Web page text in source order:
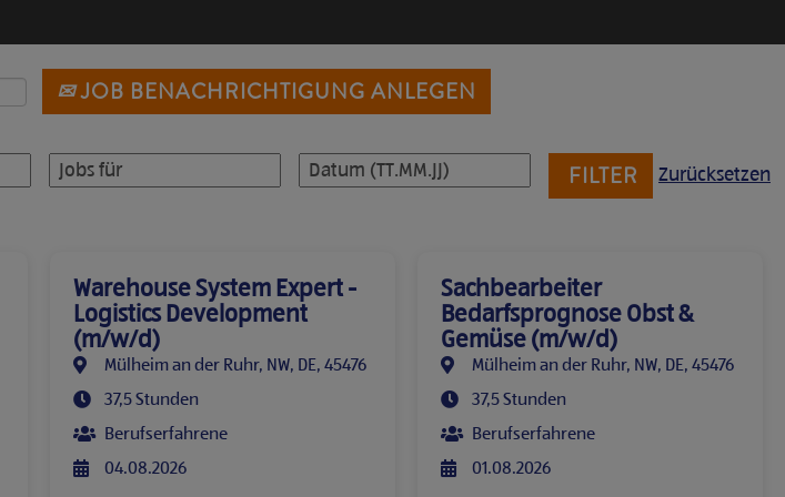
JOB BENACHRICHTIGUNG ANLEGEN
Zurücksetzen
Warehouse System Expert -
Logistics Development
(m/w/d)
Mülheim an der Ruhr, NW, DE, 45476
37,5 Stunden
Berufserfahrene
04.08.2026
Sachbearbeiter
Bedarfsprognose Obst &
Gemüse (m/w/d)
Mülheim an der Ruhr, NW, DE, 45476
37,5 Stunden
Berufserfahrene
01.08.2026